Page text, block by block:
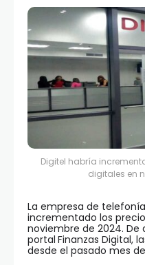
Digitel habría
digitales en
La empresa de
incrementado los
noviembre de 2024. De
portal Finanzas Digital,
desde el pasado mes